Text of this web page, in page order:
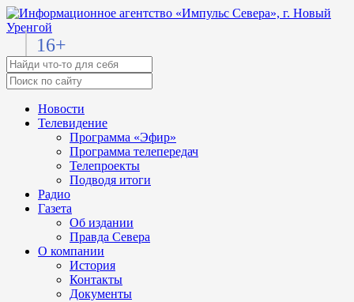
16+
Новости
Телевидение
Программа «Эфир»
Программа телепередач
Телепроекты
Подводя итоги
Радио
Газета
Об издании
Правда Севера
О компании
История
Контакты
Документы